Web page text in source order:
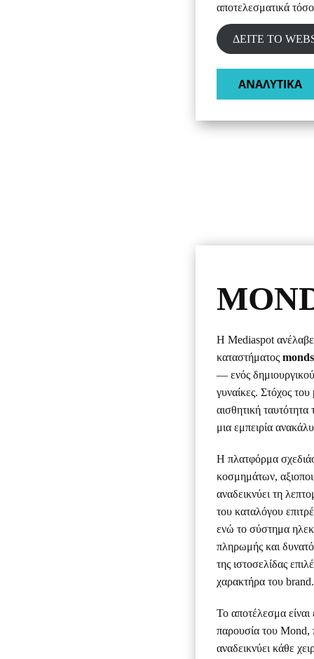
αποτελεσματικά
ΔΕΙΤΕ ΤΟ
ΑΝΑΛΥΤΙΚΑ​
Η Mediaspot ανέλαβε
καταστήματος
— ενός
γυναίκες. Στόχος
αισθητική
μια εμπειρία
Η πλατφόρμα
κοσμημάτων,
αναδεικνύει τη
του καταλόγου
ενώ το σύστημα
πληρωμής και
της ιστοσελίδας
χαρακτήρα του brand.
Το αποτέλεσμα
παρουσία του Mond,
αναδεικνύει κάθε